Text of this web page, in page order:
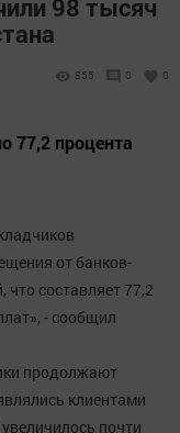
98 тысяч
855 0 0
77,2 процента
от банков-
составляет 77,2
- сообщил
продолжают
клиентами
почти